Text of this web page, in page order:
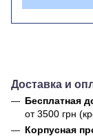
Доставка и
Бесплатная
от 3500 грн
Корпусная